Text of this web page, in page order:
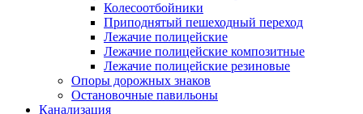
Колесоотбойники
Приподнятый пешеходный переход
Лежачие полицейские
Лежачие полицейские композитные
Лежачие полицейские резиновые
Опоры дорожных знаков
Остановочные павильоны
Канализация